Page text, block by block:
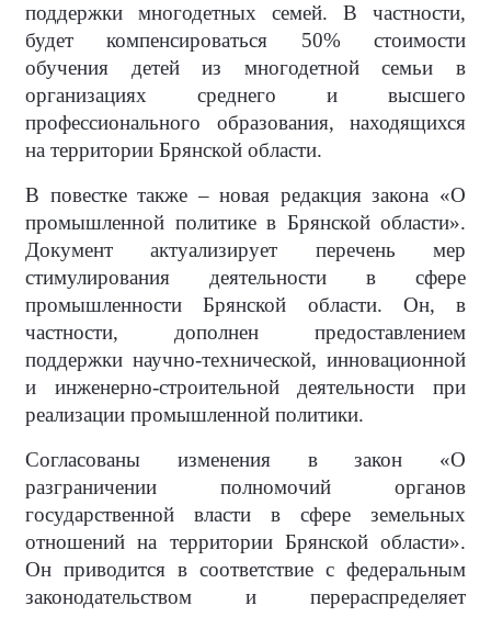
поддержки многодетных семей. В частности,
будет компенсироваться 50% стоимости
обучения детей из многодетной семьи в
организациях среднего и высшего
профессионального образования, находящихся
на территории Брянской области.
В повестке также – новая редакция закона «О
промышленной политике в Брянской области».
Документ актуализирует перечень мер
стимулирования деятельности в сфере
промышленности Брянской области. Он, в
частности, дополнен предоставлением
поддержки научно-технической, инновационной
и инженерно-строительной деятельности при
реализации промышленной политики.
Согласованы изменения в закон «О
разграничении полномочий органов
государственной власти в сфере земельных
отношений на территории Брянской области».
Он приводится в соответствие с федеральным
законодательством и перераспределяет